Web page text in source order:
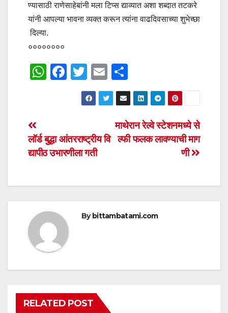
ण्यासाठी राणेसाहेबांनी मला टिप्स द्याव्यात अशा शब्दात तटकरे
यांनी आपल्या भावना व्यक्त करून त्यांना वाढदिवसाच्या शुभेच्छा
दिल्या.
००००००००
W
A
p
F
b
o
k
T
wi
tt
E
m
ail
h
ar
e
Post
navigation
माथेरान रेल्वे स्टेशनमध्ये से
ल्फी फलक लावण्याची माग
णी
लॉर्ड बुद्धा आंतरराष्ट्रीय वि
द्यापीठ उभारणीला गती
By bittambatami.com
RELATED POST